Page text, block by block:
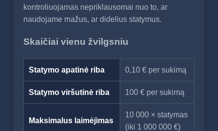
kontroliuojamas nepriklausomai nuo to, ar
naudojame mažus, ar didelius statymus.
Skaičiai vienu žvilgsniu
Statymo apatinė riba 0,10 € per sukimą
Statymo viršutinė riba 100 € per sukimą
Maksimalus laimėjimas
10 000 × statymas
(iki 1 000 000 €)